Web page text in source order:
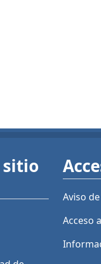
Aviso
Acceso